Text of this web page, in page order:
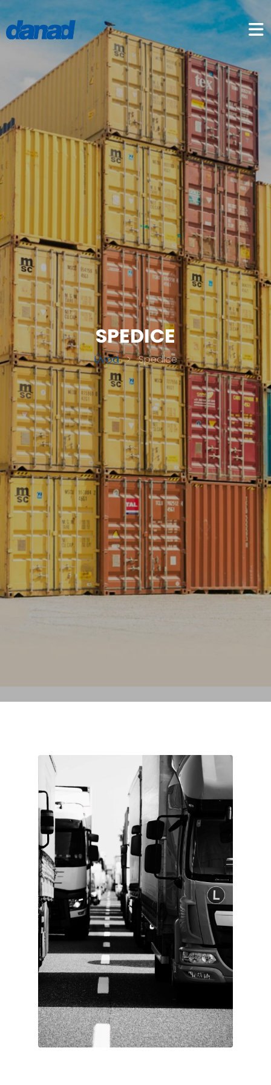
SPEDICE
Úvod > Spedice